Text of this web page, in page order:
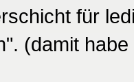
für
(damit